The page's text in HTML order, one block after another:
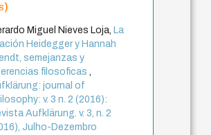
Miguel Nieves Loja, La
Heidegger y Hannah
semejanzas y
filosoficas,
journal of
v. 3 n. 2 (2016):
Aufklärung. v. 3, n. 2
Julho-Dezembro